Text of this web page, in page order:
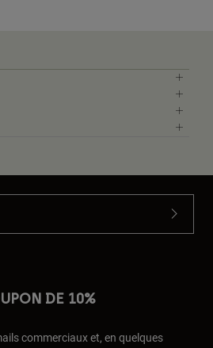
DE 10%
commerciaux et, en quelques